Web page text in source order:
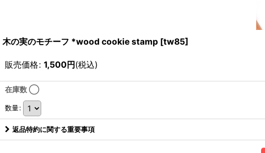
木の実のモチーフ *wood cookie stamp [tw85]
販売価格: 1,500円(税込)
在庫数 ◯
数量:
返品特約に関する重要事項